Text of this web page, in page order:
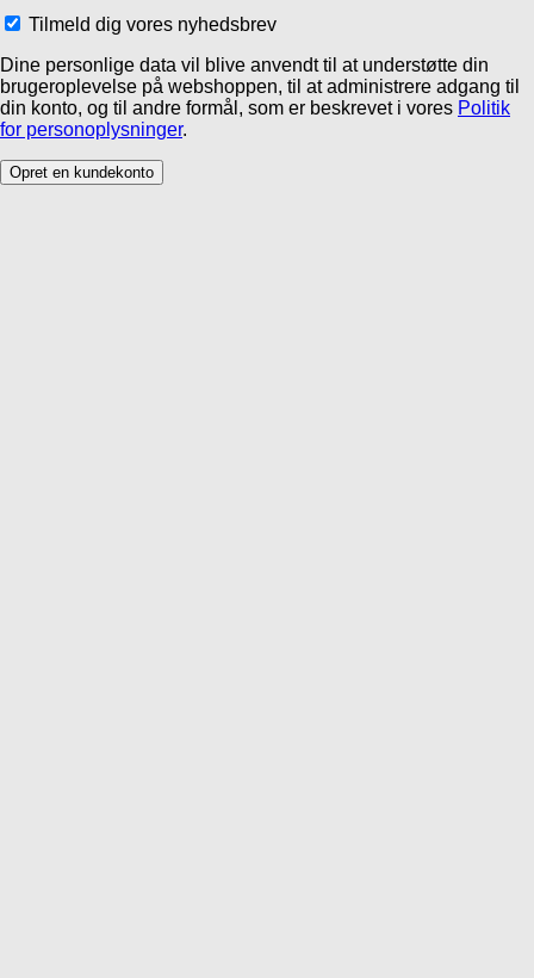
Tilmeld dig vores nyhedsbrev
Dine personlige data vil blive anvendt til at understøtte din
brugeroplevelse på webshoppen, til at administrere adgang til
din konto, og til andre formål, som er beskrevet i vores Politik
for personoplysninger.
Opret en kundekonto